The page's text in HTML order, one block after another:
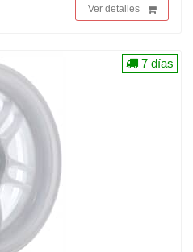
Ver detalles
7 días